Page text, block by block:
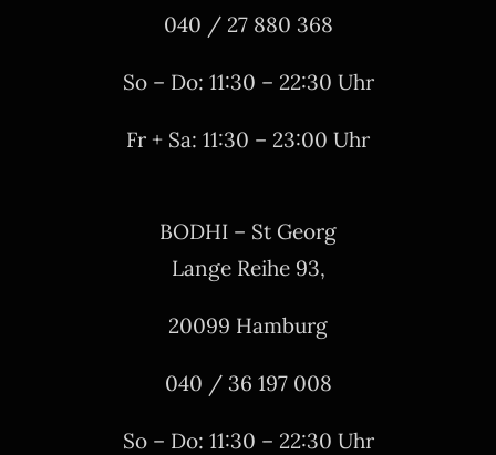
040 / 27 880 368
So – Do: 11:30 – 22:30 Uhr
Fr + Sa: 11:30 – 23:00 Uhr
BODHI – St Georg
Lange Reihe 93,
20099 Hamburg
040 / 36 197 008
So – Do: 11:30 – 22:30 Uhr